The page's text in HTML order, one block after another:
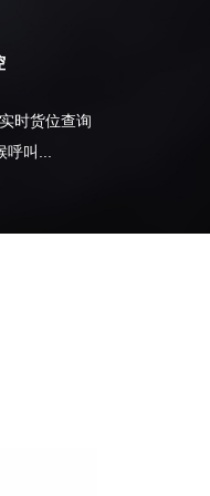
时货位查询
叫...